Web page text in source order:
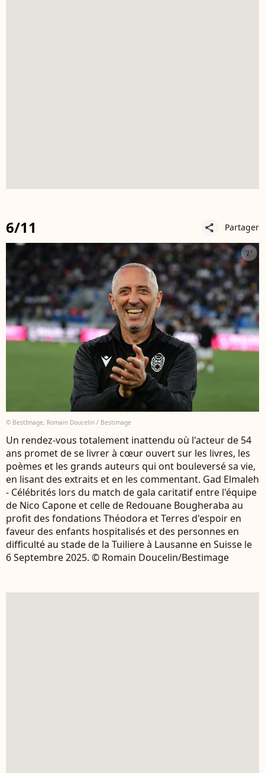
6/11 share Partager
© BestImage, Romain Doucelin / Bestimage
Un rendez-vous totalement inattendu où l'acteur de 54
ans promet de se livrer à cœur ouvert sur les livres, les
poèmes et les grands auteurs qui ont bouleversé sa vie,
en lisant des extraits et en les commentant. Gad Elmaleh
- Célébrités lors du match de gala caritatif entre l'équipe
de Nico Capone et celle de Redouane Bougheraba au
profit des fondations Théodora et Terres d'espoir en
faveur des enfants hospitalisés et des personnes en
difficulté au stade de la Tuiliere à Lausanne en Suisse le
6 Septembre 2025. © Romain Doucelin/Bestimage